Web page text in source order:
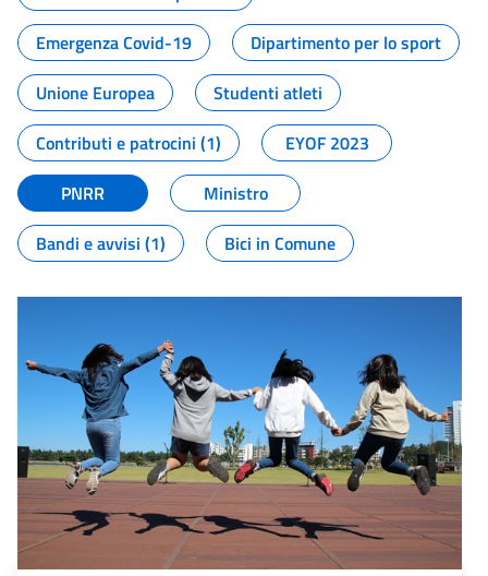
Emergenza Covid-19
Dipartimento per lo sport
Unione Europea
Studenti atleti
Contributi e patrocini (1)
EYOF 2023
PNRR
Ministro
Bandi e avvisi (1)
Bici in Comune